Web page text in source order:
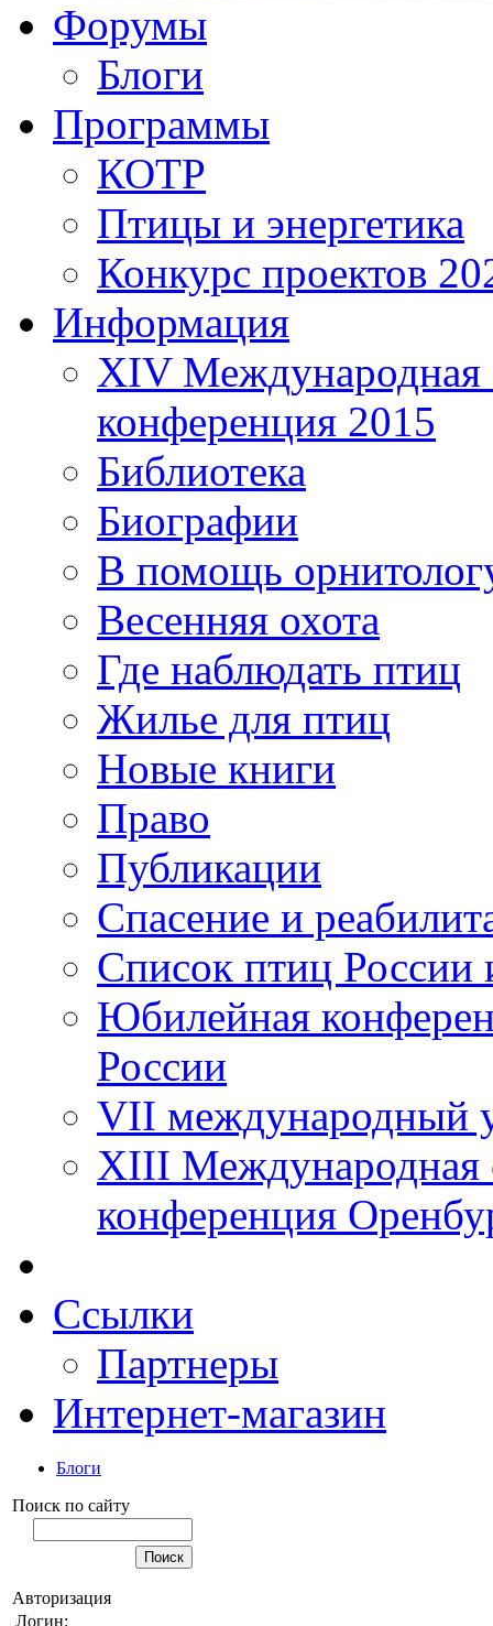
Форумы
Блоги
Программы
КОТР
Птицы и энергетика
Конкурс проектов
Информация
XIV Международная
конференция 2015
Библиотека
Биографии
В помощь
Весенняя охота
Где наблюдать птиц
Жилье для птиц
Новые книги
Право
Публикации
Спасение и
Список птиц России
Юбилейная
России
VII международный
XIII Международная
конференция
Ссылки
Партнеры
Интернет-магазин
Блоги
Поиск по сайту
Авторизация
Логин: